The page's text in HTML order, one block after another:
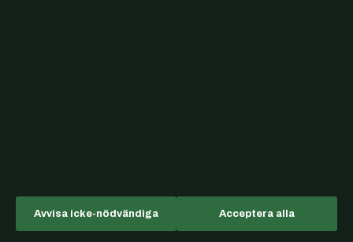
Avvisa icke-nödvändiga Acceptera alla